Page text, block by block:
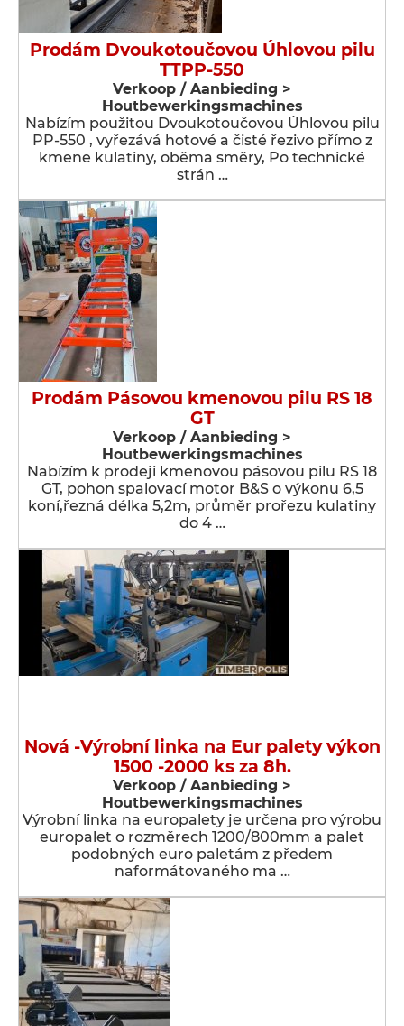
Prodám Dvoukotoučovou Úhlovou pilu
TTPP-550
Verkoop / Aanbieding >
Houtbewerkingsmachines
Nabízím použitou Dvoukotoučovou Úhlovou pilu
PP-550 , vyřezává hotové a čisté řezivo přímo z
kmene kulatiny, oběma směry, Po technické
strán …
Prodám Pásovou kmenovou pilu RS 18
GT
Verkoop / Aanbieding >
Houtbewerkingsmachines
Nabízím k prodeji kmenovou pásovou pilu RS 18
GT, pohon spalovací motor B&S o výkonu 6,5
koní,řezná délka 5,2m, průměr prořezu kulatiny
do 4 …
Nová -Výrobní linka na Eur palety výkon
1500 -2000 ks za 8h.
Verkoop / Aanbieding >
Houtbewerkingsmachines
Výrobní linka na europalety je určena pro výrobu
europalet o rozměrech 1200/800mm a palet
podobných euro paletám z předem
naformátovaného ma …